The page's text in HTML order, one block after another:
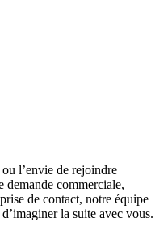
l’envie de rejoindre
demande commerciale,
de contact, notre équipe
la suite avec vous.